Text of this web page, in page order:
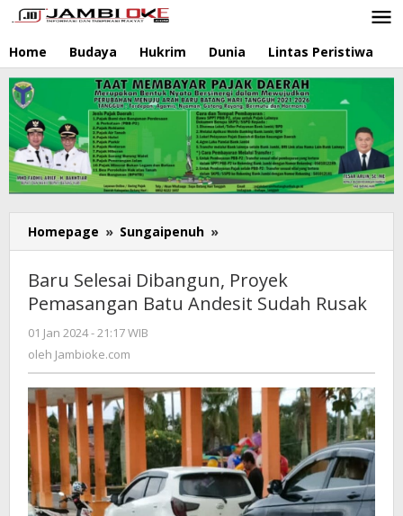
Lewati
ke
konten
Home Budaya Hukrim Dunia Lintas Peristiwa
Homepage » Sungaipenuh »
Selesai
Dibangun,
Proyek
Pemasangan
Baru Selesai Dibangun, Proyek
Pemasangan Batu Andesit Sudah Rusak
01 Jan 2024 - 21:17 WIB
oleh Jambioke.com